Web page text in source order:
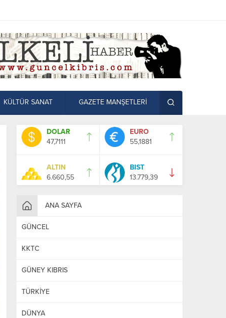
KÜLTÜR SANAT GAZETE MANŞETLERİ
DOLAR
47,7111
EURO
55,1881
ALTIN
6.660,55
BIST
13.779,39
ANA SAYFA
GÜNCEL
KKTC
GÜNEY KIBRIS
TÜRKİYE
DÜNYA